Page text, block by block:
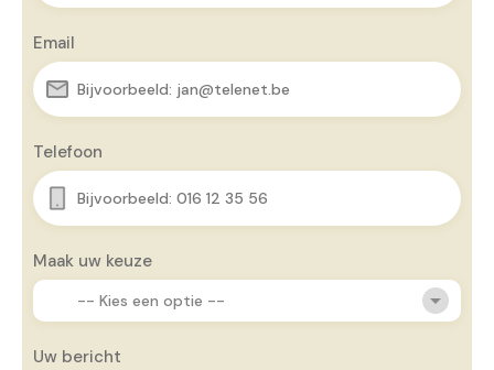
Email
Telefoon
Maak uw keuze
Uw bericht